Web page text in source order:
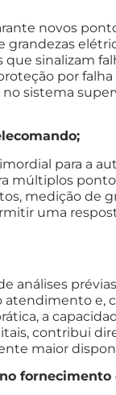
novos
grandezas
que sinalizam
por
sistema
para a
múltiplos
medição de
uma
análises
atendimento e,
a
contribui
maior
fornecimento